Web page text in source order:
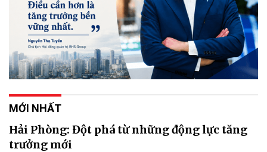
MỚI NHẤT
Hải Phòng: Đột phá từ những động lực tăng
trưởng mới